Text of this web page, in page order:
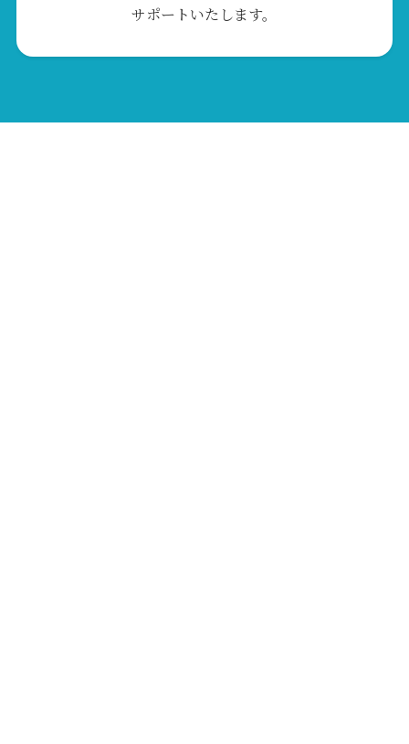
サポートいたします。